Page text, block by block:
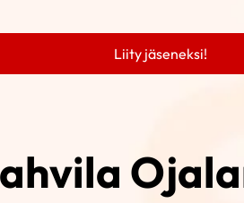
Liity jäseneksi!